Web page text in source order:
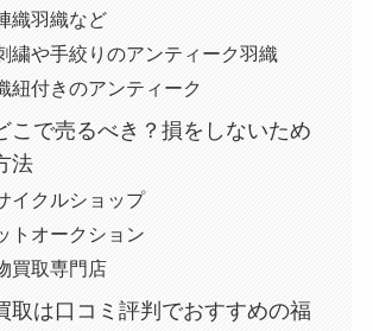
織羽織など
繍や手絞りのアンティーク羽織
紐付きのアンティーク
こで売るべき？損をしないため
法
イクルショップ
トオークション
買取専門店
取は口コミ評判でおすすめの福